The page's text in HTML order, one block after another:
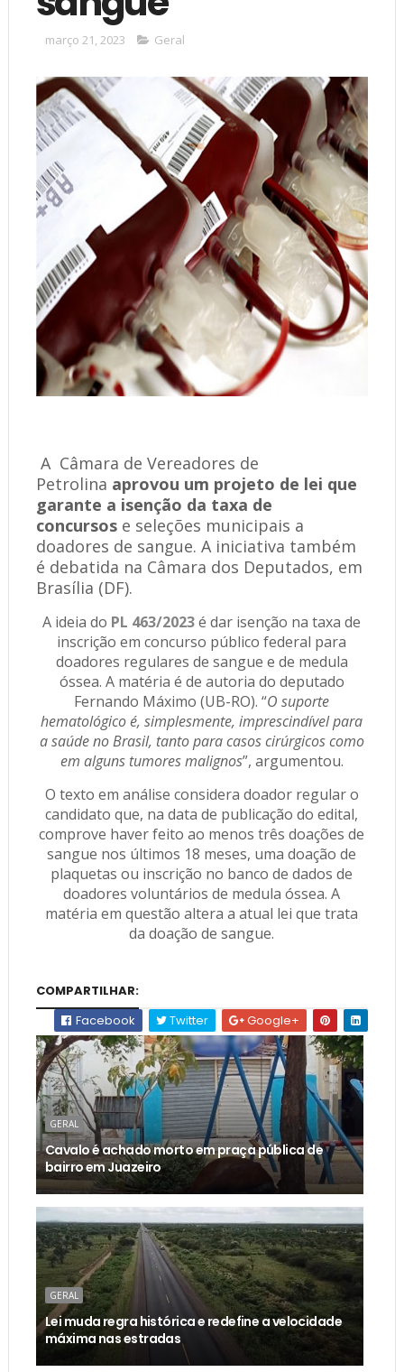
março 21, 2023 Geral
A Câmara de Vereadores de
Petrolina aprovou um projeto de lei que
garante a isenção da taxa de
concursos e seleções municipais a
doadores de sangue. A iniciativa também
é debatida na Câmara dos Deputados, em
Brasília (DF).
A ideia do PL 463/2023é dar isenção na taxa de
inscrição em concurso público federal para
doadores regulares de sangue e de medula
óssea. A matéria é de autoria do deputado
Fernando Máximo (UB-RO). “O suporte
hematológico é, simplesmente, imprescindível para
a saúde no Brasil, tanto para casos cirúrgicos como
em alguns tumores malignos”, argumentou.
O texto em análise considera doador regular o
candidato que, na data de publicação do edital,
comprove haver feito ao menos três doações de
sangue nos últimos 18 meses, uma doação de
plaquetas ou inscrição no banco de dados de
doadores voluntários de medula óssea. A
matéria em questão altera a atual lei que trata
da doação de sangue.
COMPARTILHAR:
Facebook
Twitter Google+
GERAL
Cavalo é achado morto em praça pública de
bairro em Juazeiro
GERAL
Lei muda regra histórica e redefine a velocidade
máxima nas estradas